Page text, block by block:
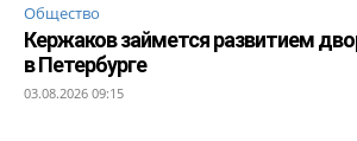
Общество
Кержаков займется развитием
в Петербурге
03.08.2026 09:15